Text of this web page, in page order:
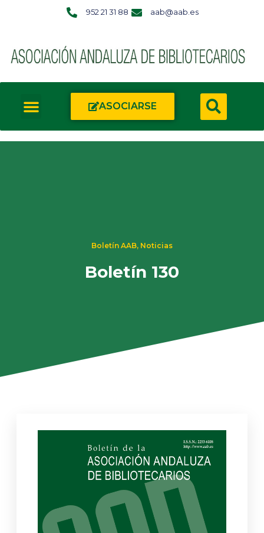
952 21 31 88 aab@aab.es
ASOCIARSE
Boletín AAB, Noticias
Boletín 130